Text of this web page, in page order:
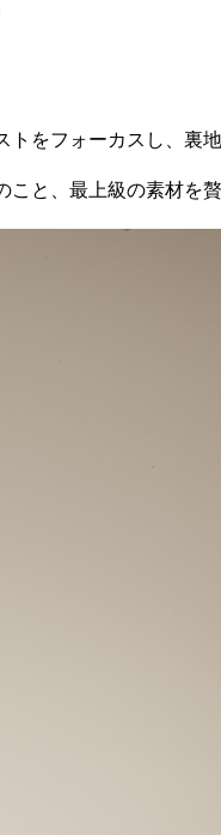
をフォーカスし、裏
と、最上級の素材